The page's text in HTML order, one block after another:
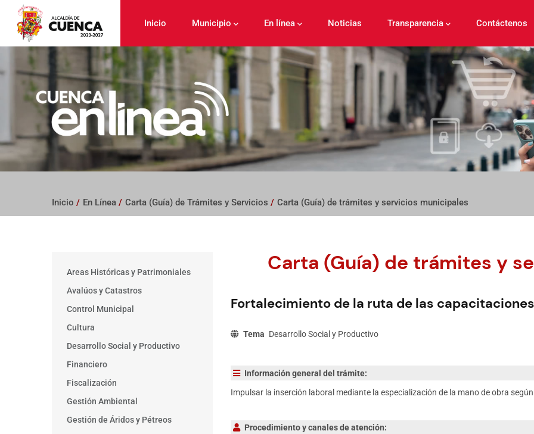
contenido
principal
Inicio Municipio En línea Noticias Transparencia Contáctenos
Inicio / En Línea / Carta (Guía) de Trámites y Servicios / Carta (Guía) de trámites y servicios municipales
Carta (Guía) de trámites y
Fortalecimiento de la ruta de las
Tema Desarrollo Social y Productivo
Información general del trámite:
Impulsar la inserción laboral mediante la especialización de la mano de obra
Procedimiento y canales de atención:
Main
Areas Históricas y Patrimoniales
Avalúos y Catastros
Control Municipal
Cultura
Desarrollo Social y Productivo
Financiero
Fiscalización
Gestión Ambiental
Gestión de Áridos y Pétreos